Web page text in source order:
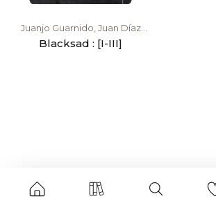
Juanjo Guarnido, Juan Díaz
Canales
Blacksad : [I-III]